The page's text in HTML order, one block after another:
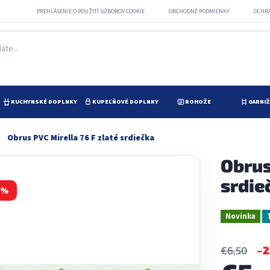
PREHLÁSENIE O POUŽITÍ SÚBOROV COOKIE OBCHODNÉ PODMIENKY
KUCHYNSKÉ DOPLNKY KUPEĽŇOVÉ DOPLNKY ROHOŽE
Obrus PVC Mirella 76 F zlaté srdiečka
Novinka
€6,50